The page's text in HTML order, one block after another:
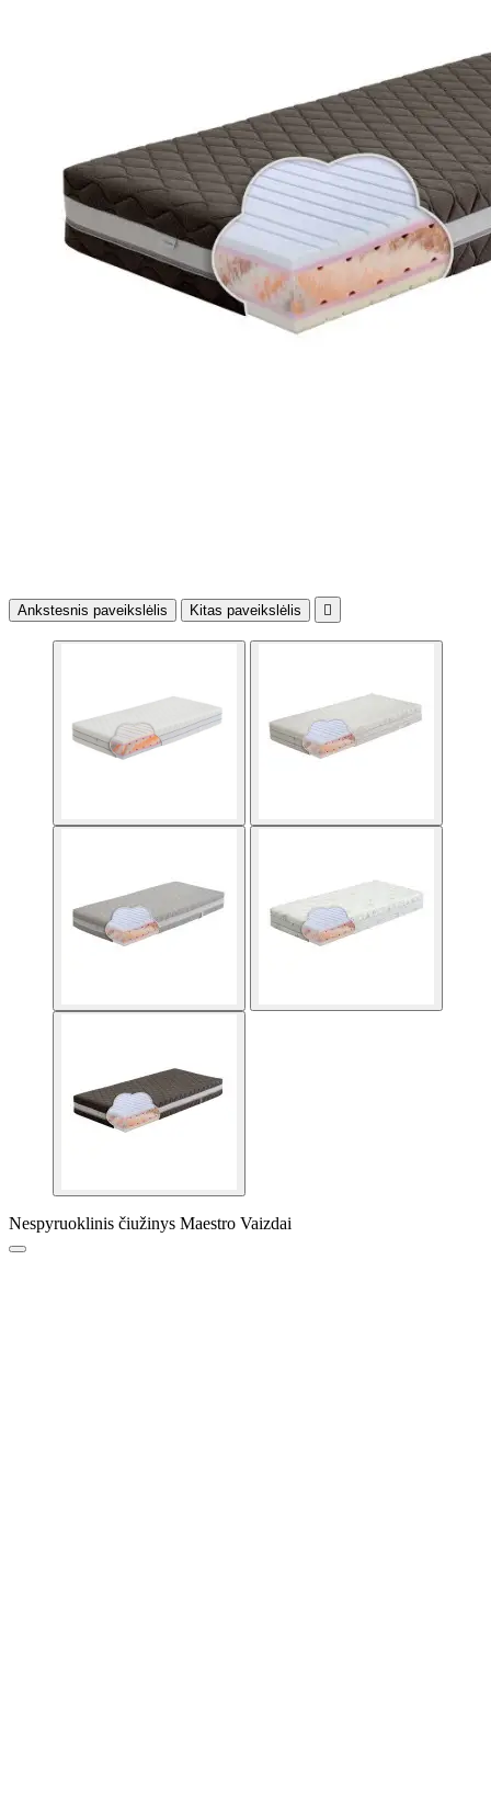
Ankstesnis paveikslėlis Kitas paveikslėlis 
Nespyruoklinis čiužinys Maestro Vaizdai